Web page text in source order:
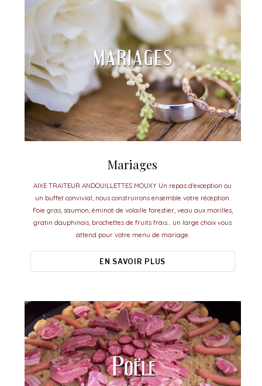
Mariages
AIXE TRAITEUR ANDOUILLETTES MOUXY Un repas d'exception ou
un buffet convivial, nous construirons ensemble votre réception.
Foie gras, saumon, émincé de volaille forestier, veau aux morilles,
gratin dauphinois, brochettes de fruits frais... un large choix vous
attend pour votre menu de mariage.
EN SAVOIR PLUS